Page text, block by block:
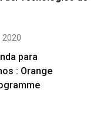
2020
para
: Orange